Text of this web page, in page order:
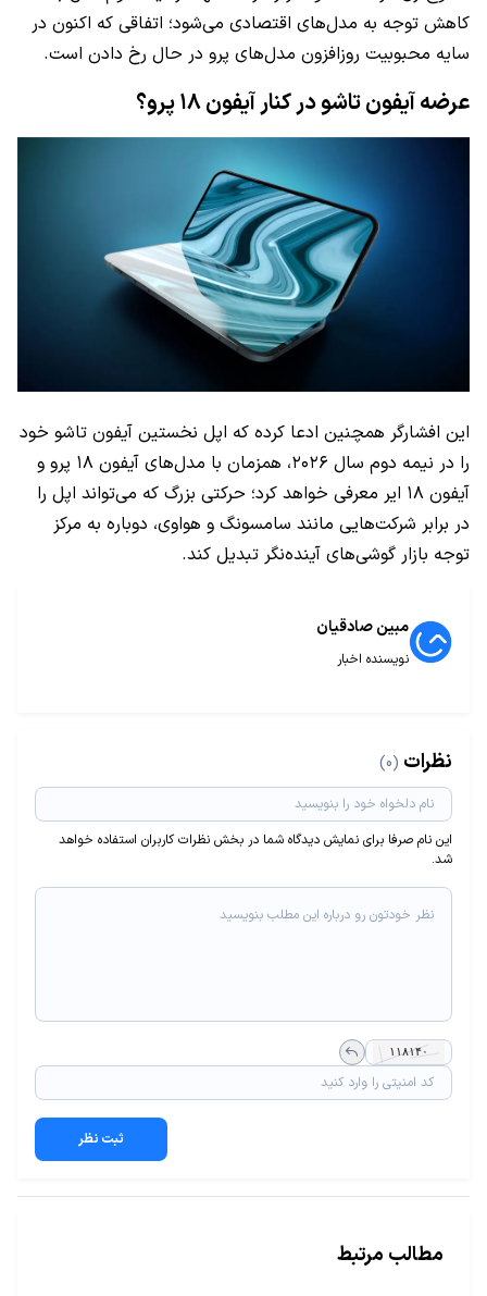
کاهش توجه به مدل‌های اقتصادی می‌شود؛ اتفاقی که اکنون در
سایه محبوبیت روزافزون مدل‌های پرو در حال رخ دادن است.
عرضه آیفون تاشو در کنار آیفون ۱۸ پرو؟
این افشارگر همچنین ادعا کرده که اپل نخستین آیفون تاشو خود
را در نیمه دوم سال ۲۰۲۶، همزمان با مدل‌های آیفون ۱۸ پرو و
آیفون ۱۸ ایر معرفی خواهد کرد؛ حرکتی بزرگ که می‌تواند اپل را
در برابر شرکت‌هایی مانند سامسونگ و هواوی، دوباره به مرکز
توجه بازار گوشی‌های آینده‌نگر تبدیل کند.
مبین صادقیان
نویسنده اخبار
نظرات (0)
این نام صرفا برای نمایش دیدگاه شما در بخش نظرات کاربران استفاده خواهد
شد.
ثبت نظر
مطالب مرتبط